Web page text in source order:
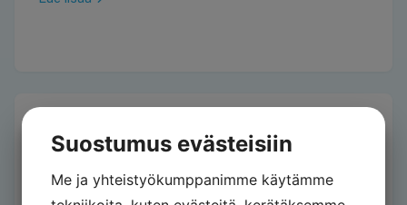
Suostumus evästeisiin
Me ja yhteistyökumppanimme käytämme